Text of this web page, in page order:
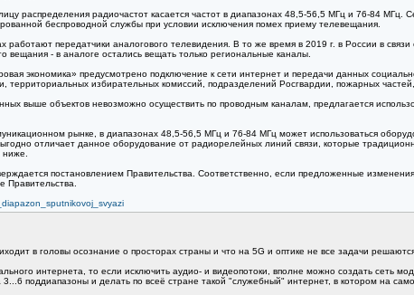
распределения радиочастот касается частот в диапазонах 48,5-56,5 МГц и 76-84
беспроводной службы при условии исключения помех приему телевещания.
работают передатчики аналогового телевидения. В то же время в 2019 г. в России в
вещания - в аналоге остались вещать только региональные каналы.
экономика» предусмотрено подключение к сети интернет и передачи данных
территориальных избирательных комиссий, подразделений Росгвардии, пожарных частей,
выше объектов невозможно осуществить по проводным каналам, предлагается
рынке, в диапазонах 48,5-56,5 МГц и 76-84 МГц может использоваться
отличает данное оборудование от радиорелейных линий связи, которые
постановлением Правительства. Соответственно, если предложенные
Правительства.
в головы осознание о просторах страны и что на 5G и оптике не все задачи
интернета, то если исключить аудио- и видеопотоки, вполне можно создать сеть
поддиапазоны и делать по всеё стране такой "служебный" интернет, в котором на